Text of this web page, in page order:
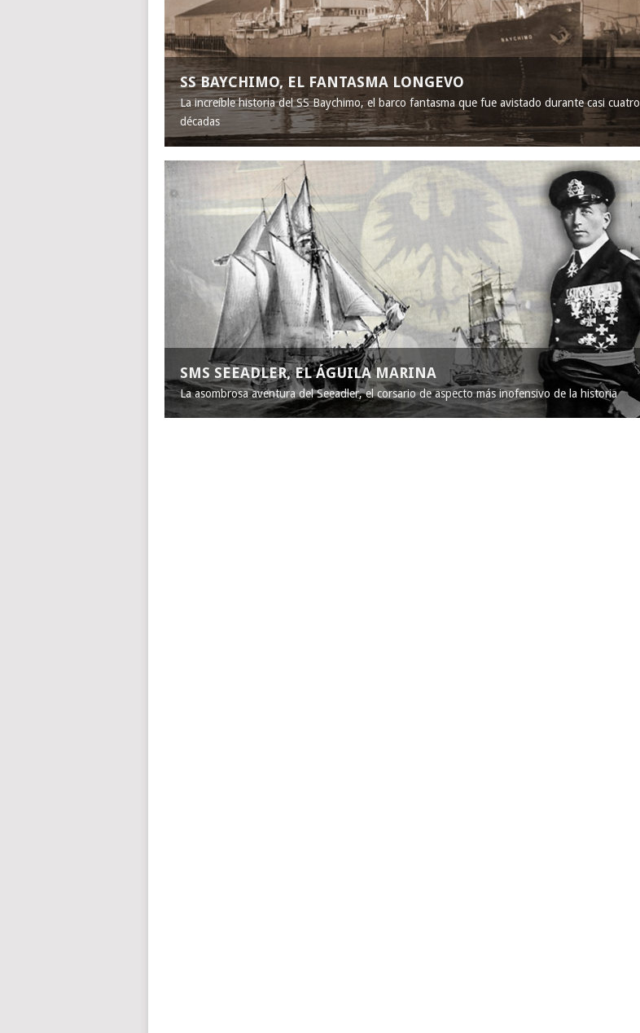
SS BAYCHIMO, EL FANTASMA LONGEVO
La increíble historia del SS Baychimo, el barco fantasma que fue avistado durante casi cuatro
décadas
SMS SEEADLER, EL ÁGUILA MARINA
La asombrosa aventura del Seeadler, el corsario de aspecto más inofensivo de la historia